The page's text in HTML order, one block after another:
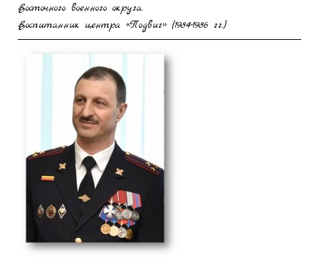
Восточного военного округа.
Воспитанник центра «Подвиг» (1984-1986 гг.)